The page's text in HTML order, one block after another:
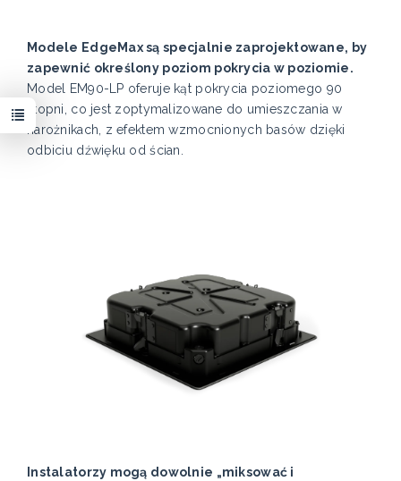
Modele EdgeMax są specjalnie zaprojektowane, by
zapewnić określony poziom pokrycia w poziomie.
Model EM90-LP oferuje kąt pokrycia poziomego 90
stopni, co jest zoptymalizowane do umieszczania w
narożnikach, z efektem wzmocnionych basów dzięki
odbiciu dźwięku od ścian.
Instalatorzy mogą dowolnie „miksować i